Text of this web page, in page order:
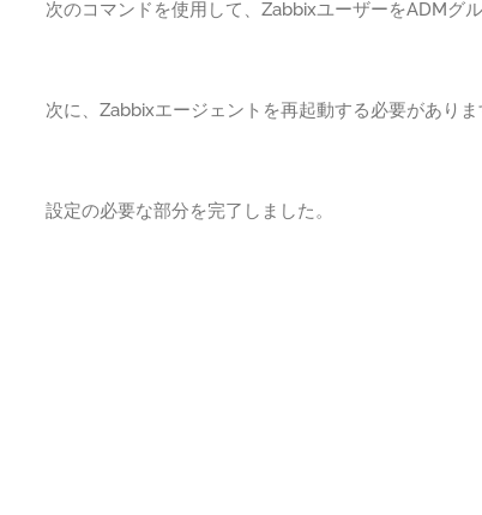
次のコマンドを使用して、ZabbixユーザーをADMグ
次に、Zabbixエージェントを再起動する必要がありま
設定の必要な部分を完了しました。